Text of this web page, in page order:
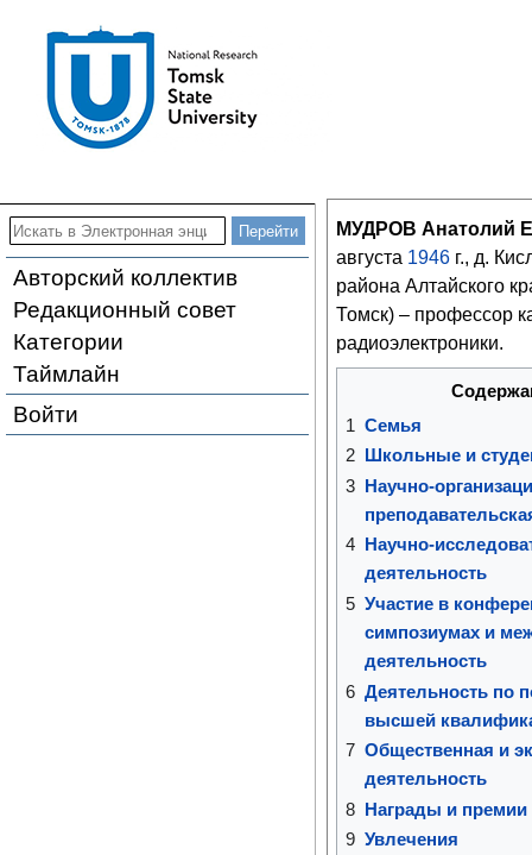
Авторский коллектив
Редакционный совет
Категории
Таймлайн
Войти
МУДРОВ Анатолий
августа 1946г., д.
района Алтайского
Томск) – профессор
радиоэлектроники.
1 Семья
2
Школьные и
3 Научно-
4
Научно-
деятельность
5 Участие в
симпозиумах и
деятельность
6 Деятельность по
высшей
7 Общественная и
деятельность
8 Награды и премии
9 Увлечения